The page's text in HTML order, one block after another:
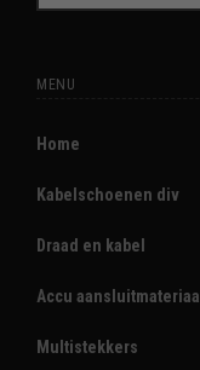
MENU
Home
Kabelschoenen div
Draad en kabel
Accu aansluitmateriaal
Multistekkers